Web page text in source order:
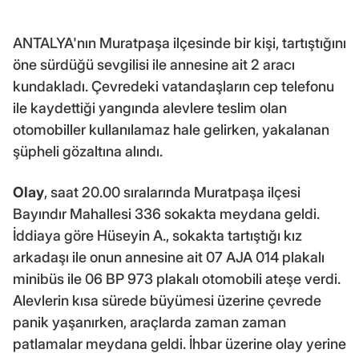
ANTALYA'nın Muratpaşa ilçesinde bir kişi, tartıştığını
öne sürdüğü sevgilisi ile annesine ait 2 aracı
kundakladı. Çevredeki vatandaşların cep telefonu
ile kaydettiği yangında alevlere teslim olan
otomobiller kullanılamaz hale gelirken, yakalanan
şüpheli gözaltına alındı.
Olay, saat 20.00 sıralarında Muratpaşa ilçesi
Bayındır Mahallesi 336 sokakta meydana geldi.
İddiaya göre Hüseyin A., sokakta tartıştığı kız
arkadaşı ile onun annesine ait 07 AJA 014 plakalı
minibüs ile 06 BP 973 plakalı otomobili ateşe verdi.
Alevlerin kısa sürede büyümesi üzerine çevrede
panik yaşanırken, araçlarda zaman zaman
patlamalar meydana geldi. İhbar üzerine olay yerine